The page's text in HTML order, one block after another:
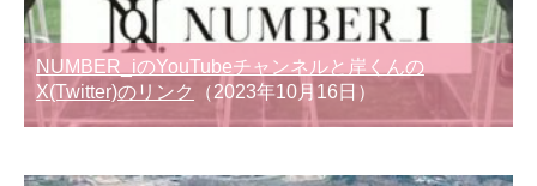
NUMBER_iのYouTubeチャンネルと岸くんの
X(Twitter)のリンク
（2023年10月16日）